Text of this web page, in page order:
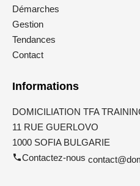
Démarches
Gestion
Tendances
Contact
Informations
DOMICILIATION TFA
11 RUE GUERLOVO
1000 SOFIA BULGARIE
Contactez-nous